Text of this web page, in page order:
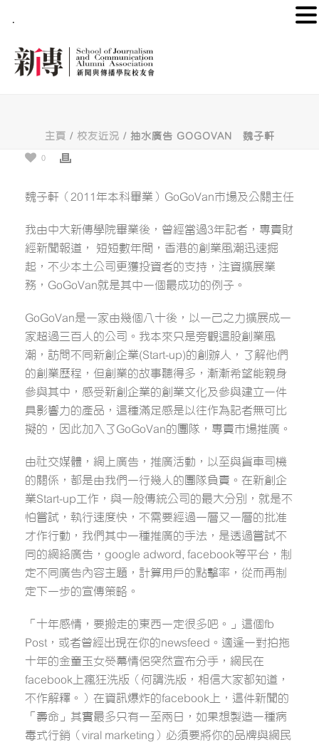
主頁 / 校友近況 / 抽水廣告 GOGOVAN 魏子軒
0
魏子軒（2011年本科畢業）GoGoVan市場及公關主任
我由中大新傳學院畢業後，曾經當過3年記者，專責財
經新聞報道， 短短數年間，香港的創業風潮迅速掘
起，不少本土公司更獲投資者的支持，注資擴展業
務，GoGoVan就是其中一個最成功的例子。
GoGoVan是一家由幾個八十後，以一己之力擴展成一
家超過三百人的公司。我本來只是旁觀這股創業風
潮，訪問不同新創企業(Start-up)的創辦人，了解他們
的創業歷程，但創業的故事聽得多，漸漸希望能親身
參與其中，感受新創企業的創業文化及參與建立一件
具影響力的產品，這種滿足感是以往作為記者無可比
擬的，因此加入了GoGoVan的團隊，專責市場推廣。
由社交媒體，網上廣告，推廣活動，以至與貨車司機
的關係，都是由我們一行幾人的團隊負責。在新創企
業Start-up工作，與一般傳統公司的最大分別，就是不
怕嘗試，執行速度快，不需要經過一層又一層的批准
才作行動，我們其中一種推廣的手法，是透過嘗試不
同的網絡廣告，google adword, facebook等平台，制
定不同廣告內容主題，計算用戶的點擊率，從而再制
定下一步的宣傳策略。
「十年感情，要搬走的東西一定很多吧。」這個fb
Post，或者曾經出現在你的newsfeed。適逢一對拍拖
十年的金童玉女熒幕情侶突然宣布分手，網民在
facebook上瘋狂洗版（何謂洗版，相信大家都知道，
不作解釋。）在資訊爆炸的facebook上，這件新聞的
「壽命」其實最多只有一至兩日，如果想製造一種病
毒式行銷（viral marketing）必須要將你的品牌與網民
.